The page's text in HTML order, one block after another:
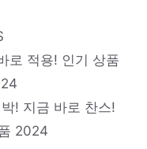
선택 인기 상품
로 적용! 인기 상품
! 지금 바로 찬스!
2024